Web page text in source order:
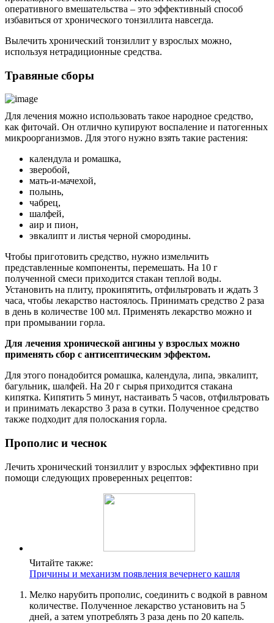
оперативного вмешательства – это эффективный способ
избавиться от хронического тонзиллита навсегда.
Вылечить хронический тонзиллит у взрослых можно,
используя нетрадиционные средства.
Травяные сборы
Для лечения можно использовать такое народное средство,
как фиточай. Он отлично купируют воспаление и патогенных
микроорганизмов. Для этого нужно взять такие растения:
календула и ромашка,
зверобой,
мать-и-мачехой,
полынь,
чабрец,
шалфей,
аир и пион,
эвкалипт и листья черной смородины.
Чтобы приготовить средство, нужно измельчить
представленные компоненты, перемешать. На 10 г
полученной смеси приходится стакан теплой воды.
Установить на плиту, прокипятить, отфильтровать и ждать 3
часа, чтобы лекарство настоялось. Принимать средство 2 раза
в день в количестве 100 мл. Применять лекарство можно и
при промывании горла.
Для лечения хронической ангины у взрослых можно
применять сбор с антисептическим эффектом.
Для этого понадобится ромашка, календула, липа, эвкалипт,
багульник, шалфей. На 20 г сырья приходится стакана
кипятка. Кипятить 5 минут, настаивать 5 часов, отфильтровать
и принимать лекарство 3 раза в сутки. Полученное средство
также подходит для полоскания горла.
Прополис и чеснок
Лечить хронический тонзиллит у взрослых эффективно при
помощи следующих проверенных рецептов:
Читайте также:
Причины и механизм появления вечернего кашля
Мелко нарубить прополис, соединить с водкой в равном
количестве. Полученное лекарство установить на 5
дней, а затем употреблять 3 раза день по 20 капель.